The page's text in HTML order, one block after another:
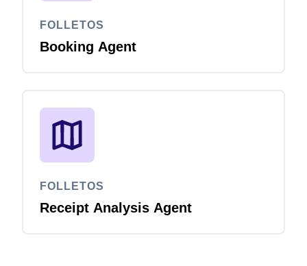
FOLLETOS
Booking Agent
FOLLETOS
Receipt Analysis Agent